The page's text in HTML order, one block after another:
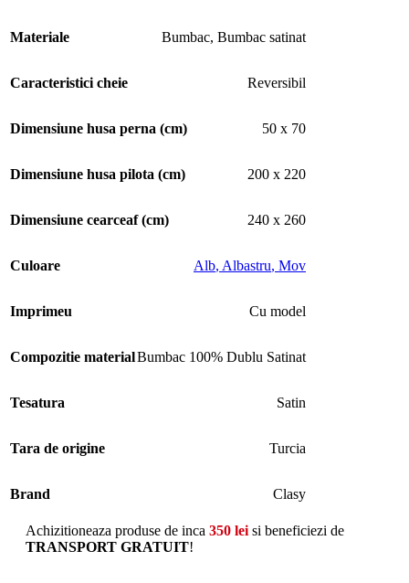
Materiale Bumbac, Bumbac satinat
Caracteristici cheie Reversibil
Dimensiune husa perna (cm) 50 x 70
Dimensiune husa pilota (cm) 200 x 220
Dimensiune cearceaf (cm) 240 x 260
Culoare Alb, Albastru, Mov
Imprimeu Cu model
Compozitie materialBumbac 100% Dublu Satinat
Tesatura Satin
Tara de origine Turcia
Brand Clasy
Achizitioneaza produse de inca 350 lei si beneficiezi de
TRANSPORT GRATUIT!